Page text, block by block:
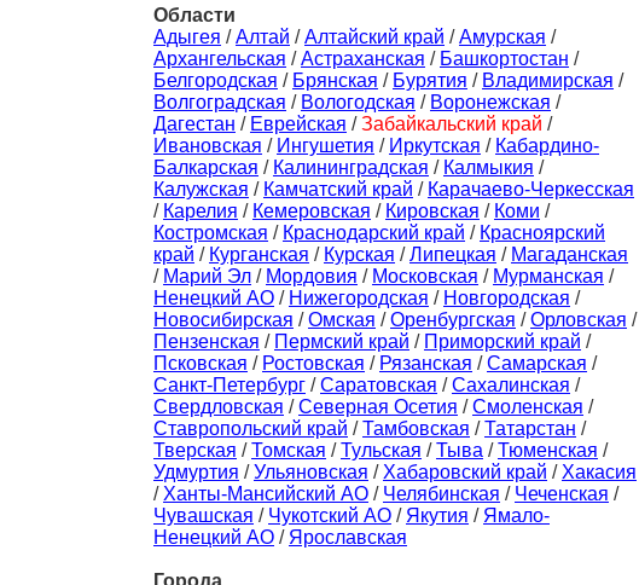
Области
Адыгея /Алтай /Алтайский край /Амурская /
Архангельская /Астраханская / Башкортостан /
Белгородская / Брянская / Бурятия / Владимирская /
Волгоградская / Вологодская / Воронежская /
Дагестан / Еврейская /Забайкальский край /
Ивановская / Ингушетия / Иркутская / Кабардино-
Балкарская / Калининградская / Калмыкия /
Калужская / Камчатский край / Карачаево-Черкесская
/ Карелия / Кемеровская / Кировская / Коми /
Костромская / Краснодарский край / Красноярский
край / Курганская / Курская /Липецкая / Магаданская
/ Марий Эл / Мордовия / Московская / Мурманская /
Ненецкий АО / Нижегородская / Новгородская /
Новосибирская /Омская /Оренбургская /Орловская /
Пензенская / Пермский край / Приморский край /
Псковская / Ростовская / Рязанская /Самарская /
Санкт-Петербург /Саратовская /Сахалинская /
Свердловская /Северная Осетия /Смоленская /
Ставропольский край /Тамбовская /Татарстан /
Тверская /Томская /Тульская /Тыва /Тюменская /
Удмуртия /Ульяновская / Хабаровский край / Хакасия
/ Ханты-Мансийский АО / Челябинская / Чеченская /
Чувашская / Чукотский АО / Якутия / Ямало-
Ненецкий АО / Ярославская